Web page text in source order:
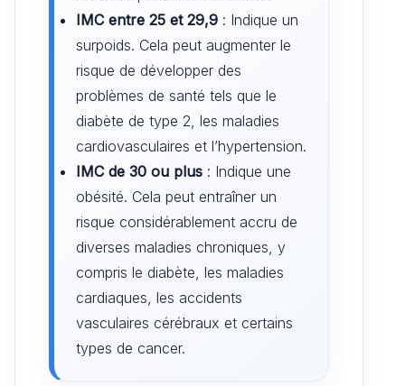
IMC entre 25 et 29,9 : Indique un
surpoids. Cela peut augmenter le
risque de développer des
problèmes de santé tels que le
diabète de type 2, les maladies
cardiovasculaires et l’hypertension.
IMC de 30 ou plus : Indique une
obésité. Cela peut entraîner un
risque considérablement accru de
diverses maladies chroniques, y
compris le diabète, les maladies
cardiaques, les accidents
vasculaires cérébraux et certains
types de cancer.